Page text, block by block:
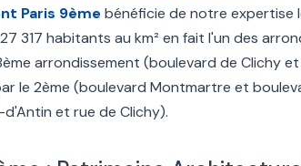
Paris 9ème bénéficie de notre expertise
317 habitants au km² en fait l'un des
arrondissement (boulevard de Clichy
le 2ème (boulevard Montmartre et
et rue de Clichy).